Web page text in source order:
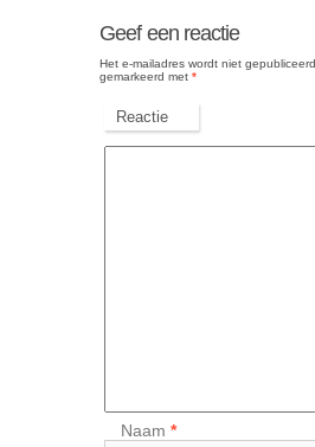
Geef een reactie
Het e-mailadres wordt niet gepubliceerd.
gemarkeerd met *
Reactie
Naam*